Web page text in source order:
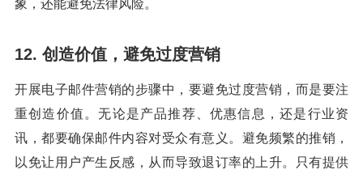
象，还能避免法律风险。
12. 创造价值，避免过度营销
开展电子邮件营销的步骤中，要避免过度营销，而是要注
重创造价值。无论是产品推荐、优惠信息，还是行业资
讯，都要确保邮件内容对受众有意义。避免频繁的推销，
以免让用户产生反感，从而导致退订率的上升。只有提供